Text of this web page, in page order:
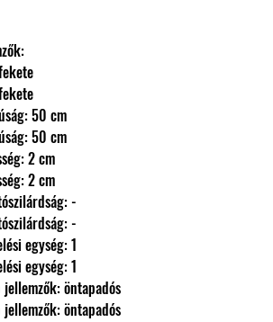
Szín: fekete
Szín: fekete
Hosszúság: 50 cm
Hosszúság: 50 cm
Szélesség: 2 cm
Szélesség: 2 cm
Szakítószilárdság: -
Szakítószilárdság: -
Rendelési egység: 1
Rendelési egység: 1
Egyéb jellemzők: öntapadós
Egyéb jellemzők: öntapadós